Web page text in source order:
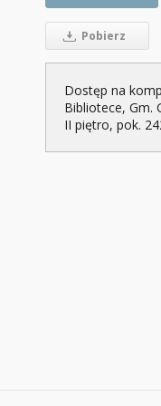
Pobierz
Dostęp na
Bibliotece, Gm.
II piętro, pok.